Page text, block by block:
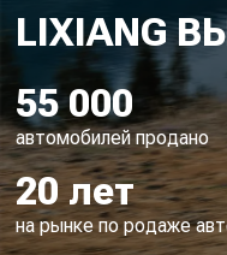
55 000
автомобилей продано
20 лет
на рынке по родаже